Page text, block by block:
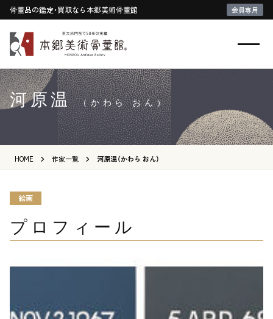
骨董品の鑑定・買取なら本郷美術骨董館 会員専用
河原温 （かわら おん）
HOME 作家一覧 河原温（かわら おん）
絵画
プロフィール